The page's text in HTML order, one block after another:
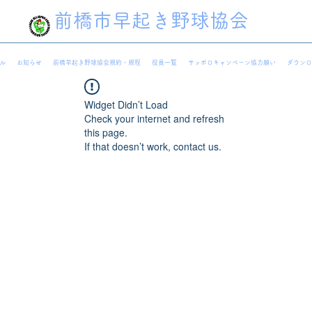
前橋市早起き野球協会
お知らせ 前橋早起き野球協会規約・規程 役員一覧 サッポロキャンペーン協力願い ダウン
Widget Didn’t Load
Check your internet and refresh
this page.
If that doesn’t work, contact us.